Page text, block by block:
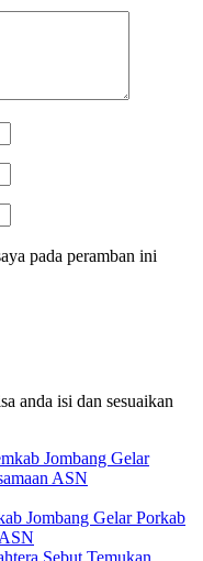
pada peramban ini
anda isi dan sesuaikan
Jombang Gelar Porkab